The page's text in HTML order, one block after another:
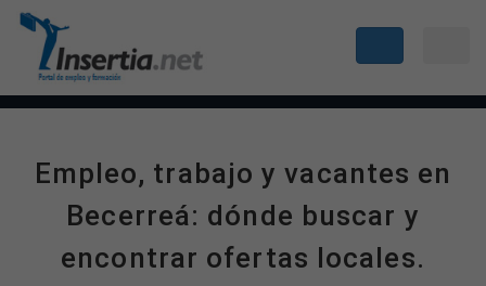
Empleo, trabajo y vacantes en
Becerreá: dónde buscar y
encontrar ofertas locales.